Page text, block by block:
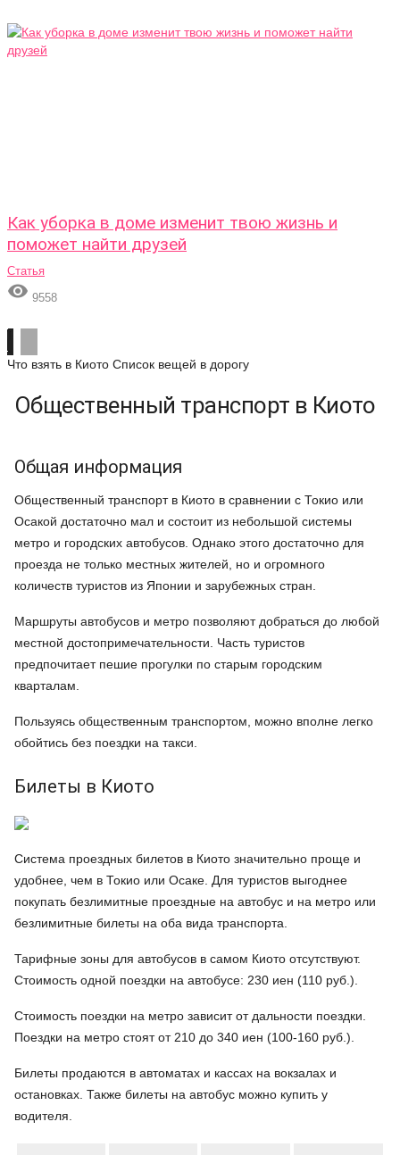
Как уборка в доме изменит твою жизнь и
поможет найти друзей
Статья
 9558
Что взять в Киото Список вещей в дорогу
Общественный транспорт в Киото
Общая информация
Общественный транспорт в Киото в сравнении с Токио или
Осакой достаточно мал и состоит из небольшой системы
метро и городских автобусов. Однако этого достаточно для
проезда не только местных жителей, но и огромного
количеств туристов из Японии и зарубежных стран.
Маршруты автобусов и метро позволяют добраться до любой
местной достопримечательности. Часть туристов
предпочитает пешие прогулки по старым городским
кварталам.
Пользуясь общественным транспортом, можно вполне легко
обойтись без поездки на такси.
Билеты в Киото
Система проездных билетов в Киото значительно проще и
удобнее, чем в Токио или Осаке. Для туристов выгоднее
покупать безлимитные проездные на автобус и на метро или
безлимитные билеты на оба вида транспорта.
Тарифные зоны для автобусов в самом Киото отсутствуют.
Стоимость одной поездки на автобусе: 230 иен (110 руб.).
Стоимость поездки на метро зависит от дальности поездки.
Поездки на метро стоят от 210 до 340 иен (100-160 руб.).
Билеты продаются в автоматах и кассах на вокзалах и
остановках. Также билеты на автобус можно купить у
водителя.